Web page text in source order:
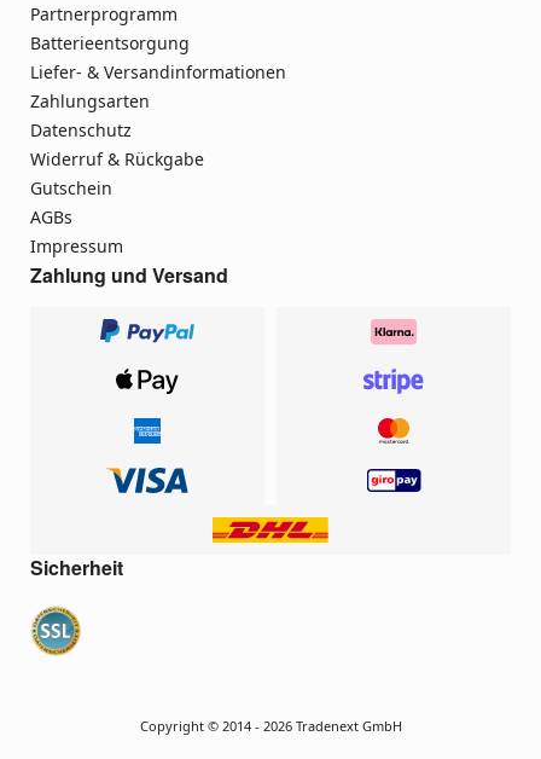
Partnerprogramm
Batterieentsorgung
Liefer- & Versandinformationen
Zahlungsarten
Datenschutz
Widerruf & Rückgabe
Gutschein
AGBs
Impressum
Zahlung und Versand
Sicherheit
Copyright © 2014 - 2026 Tradenext GmbH